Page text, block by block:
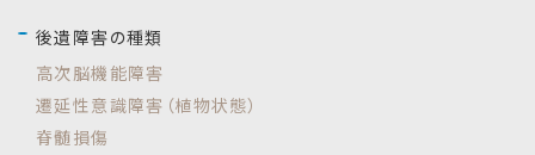
後遺障害の種類
高次脳機能障害
遷延性意識障害（植物状態）
脊髄損傷